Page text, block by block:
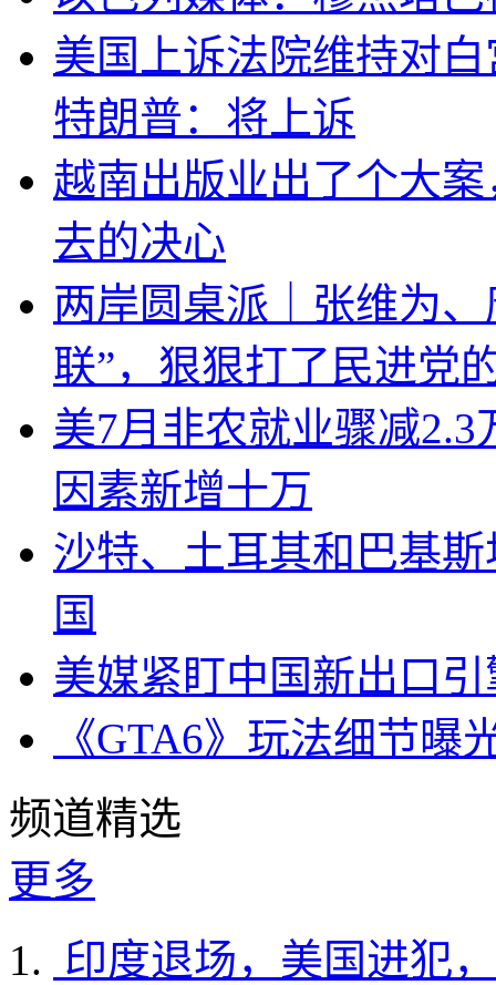
美国上诉法院维持对
特朗普：将上诉
越南出版业出了个大
去的决心
两岸圆桌派｜张维为
联”，狠狠打了民进党
美7月非农就业骤减
因素新增十万
沙特、土耳其和巴基
国
美媒紧盯中国新出口
《GTA6》玩法细节
频道精选
更多
印度退场，美国进犯